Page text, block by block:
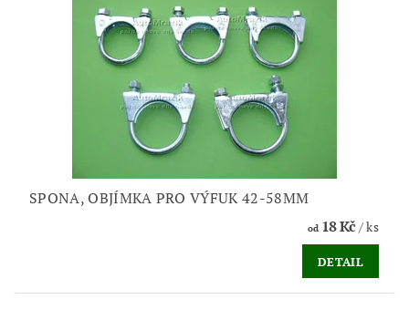
SPONA, OBJÍMKA PRO VÝFUK 42-58MM
od18 Kč/ ks
DETAIL